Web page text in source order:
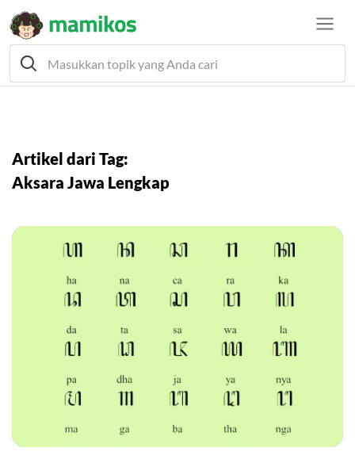
Artikel dari Tag:
Aksara Jawa Lengkap